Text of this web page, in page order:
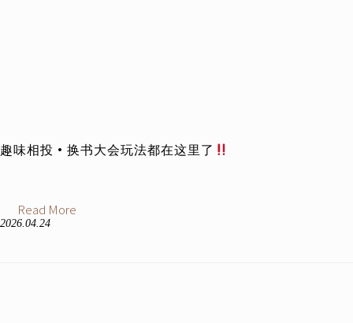
趣味相投·换书大会玩法都在这里了
2026.04.24
Read More